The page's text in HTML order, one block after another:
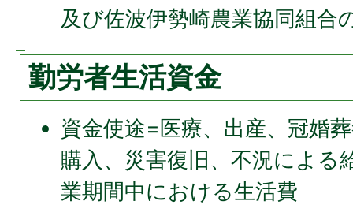
及び佐波伊勢崎農業協同組合
勤労者生活資金
資金使途=医療、出産、冠婚
購入、災害復旧、不況による
業期間中における生活費